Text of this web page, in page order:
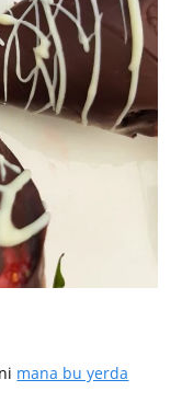
mana bu yerda